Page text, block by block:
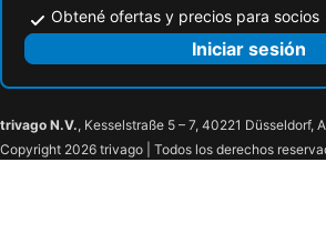
Obtené ofertas y precios para socios
Iniciar sesión
trivago N.V., Kesselstraße 5 – 7, 40221 Düsseldorf,
Copyright 2026 trivago | Todos los derechos